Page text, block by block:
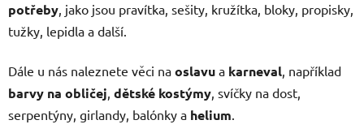
potřeby, jako jsou pravítka, sešity, kružítka, bloky, propisky,
tužky, lepidla a další.
Dále u nás naleznete věci na oslavu a karneval, například
barvy na obličej, dětské kostýmy, svíčky na dost,
serpentýny, girlandy, balónky a helium.